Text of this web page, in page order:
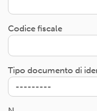
Codice fiscale
Tipo documento di